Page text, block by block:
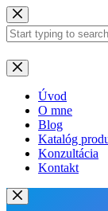
Preskočiť
na
obsah
Žiadne
výsledky
Úvod
O mne
Blog
Katalóg
Konzultácia
Kontakt